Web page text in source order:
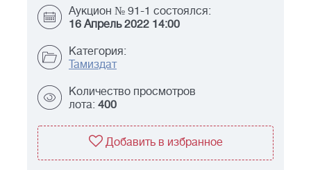
Аукцион № 91-1 состоялся:
16 Апрель 2022 14:00
Категория:
Тамиздат
Количество просмотров
лота: 400
Добавить в избранное